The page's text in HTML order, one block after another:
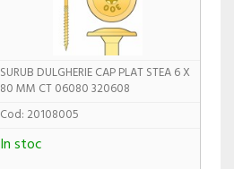
SURUB DULGHERIE CAP PLAT STEA 6 X
80 MM CT 06080 320608
Cod: 20108005
In stoc